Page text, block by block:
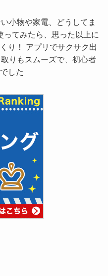
小物や家電、どうしてま
ってみたら、思った以上に
り！ アプリでサクサク出
りもスムーズで、初心者
した